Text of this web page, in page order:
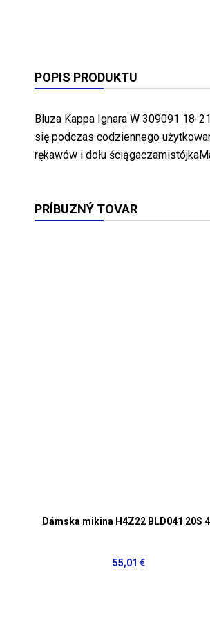
POPIS PRODUKTU
Bluza Kappa Ignara W 309091 18-
się podczas codziennego
rękawów i dołu
PRÍBUZNÝ TOVAR
Dámska mikina H4Z22 BLD041 20S
55,01 €